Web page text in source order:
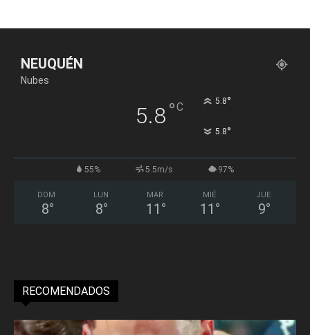
NEUQUÉN
Nubes
5.8°C 5.8°
5.8°
55% 5.5m/s 97%
DOM
8°
LUN
8°
MAR
11 °
MIÉ
11 °
JUE
9°
RECOMENDADOS